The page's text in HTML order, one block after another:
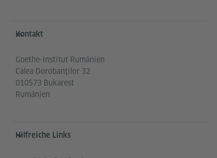
Service- und Informationsbereich
Kontakt
Goethe-Institut Rumänien
Calea Dorobanților 32
010573 Bukarest
Rumänien
Hilfreiche Links